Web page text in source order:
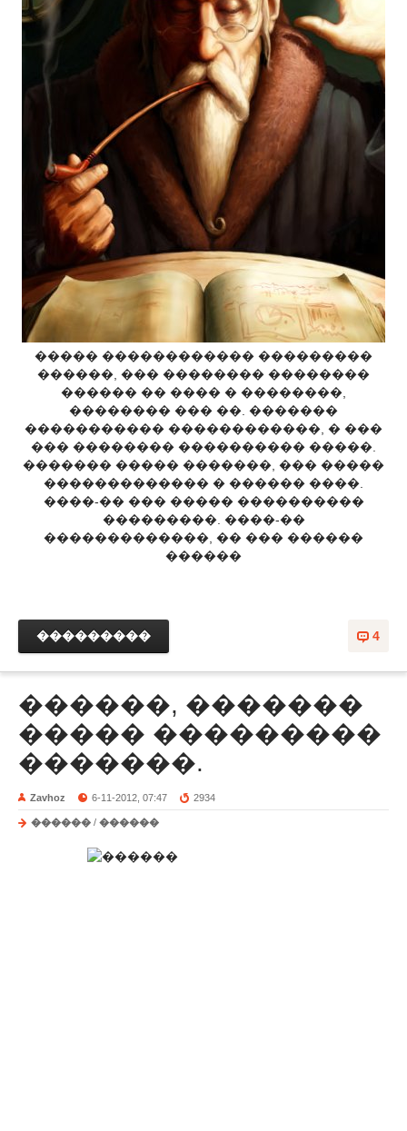
����� ������������ ���������
������, ��� �������� ��������
������ �� ���� � ��������,
�������� ��� ��. �������
����������� ������������, � ���
��� �������� ���������� �����.
������� ����� �������, ��� �����
������������� � ������ ����.
����-�� ��� ����� ����������
���������. ����-��
�������������, �� ��� ������
������
4
���������
������, �������
����� ���������
�������.
Zavhoz 6-11-2012, 07:47 2934
������ / ������